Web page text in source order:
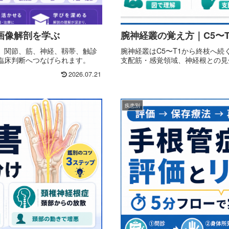
像解剖を学ぶ
関節、筋、神経、靱帯、触診
判断へつなげられます。
2026.07.21
腕神経叢の覚え方｜C5
腕神経叢はC5〜T1から終枝へ続
支配筋・感覚領域、神経根との
疾患別